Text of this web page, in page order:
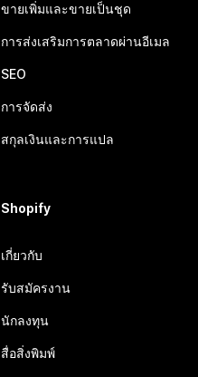
ขายเพิ่มและขายเป็นชุด
การส่งเสริมการตลาดผ่านอีเมล
SEO
การจัดส่ง
สกุลเงินและการแปล
Shopify
เกี่ยวกับ
รับสมัครงาน
นักลงทุน
สื่อสิ่งพิมพ์